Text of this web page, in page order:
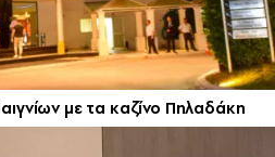
με τα καζίνο Πηλαδάκη